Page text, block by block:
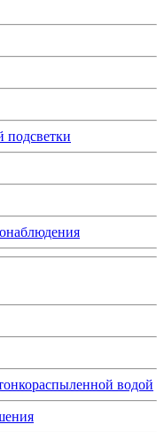
подсветки
водой